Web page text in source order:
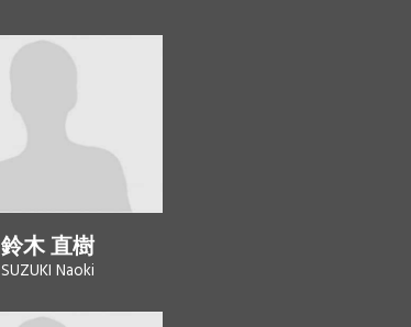
鈴木 直樹
SUZUKI Naoki